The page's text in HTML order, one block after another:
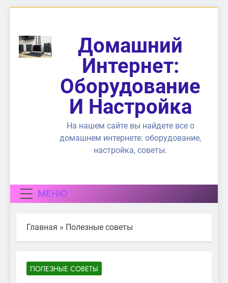
содержимому
Домашний
Интернет:
Оборудование
И Настройка
На нашем сайте вы найдете все о
домашнем интернете: оборудование,
настройка, советы.
МЕНЮ
Главная » Полезные советы
ПОЛЕЗНЫЕ СОВЕТЫ